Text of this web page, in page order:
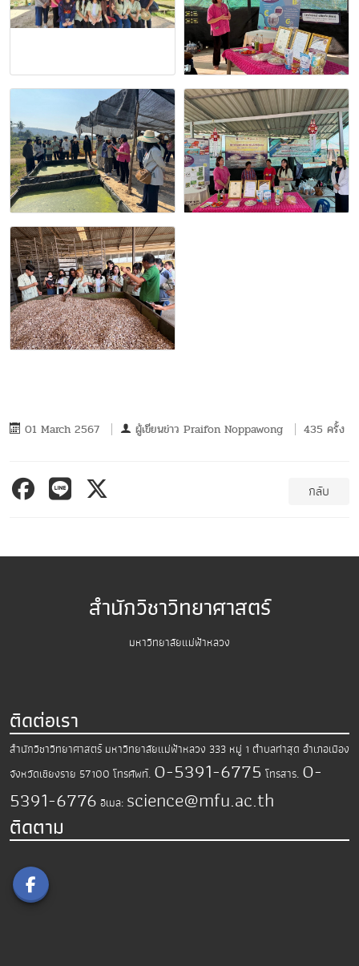
01 March 2567 ผู้เขียนข่าว Praifon Noppawong 435 ครั้ง
กลับ
สำนักวิชาวิทยาศาสตร์
มหาวิทยาลัยแม่ฟ้าหลวง
ติดต่อเรา
สำนักวิชาวิทยาศาสตร์ มหาวิทยาลัยแม่ฟ้าหลวง 333 หมู่ 1 ตำบลท่าสุด อำเภอเมือง
จังหวัดเชียงราย 57100 โทรศัพท์. 0-5391-6775 โทรสาร. 0-
5391-6776 อีเมล: science@mfu.ac.th
ติดตาม